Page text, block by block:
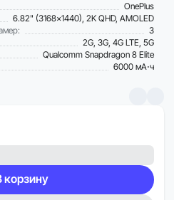
OnePlus
6.82" (3168x1440), 2K QHD, AMOLED
3
2G, 3G, 4G LTE, 5G
Qualcomm Snapdragon 8 Elite
6000 мА⋅ч
корзину